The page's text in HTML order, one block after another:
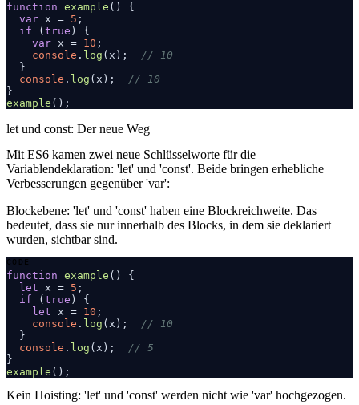
function example ( ) {
var x = 5 ;
if ( true ) {
var x = 10 ;
console . log (x); // 10
  }
console . log (x); // 10
example
let und const: Der neue Weg
Mit ES6 kamen zwei neue Schlüsselworte für die
Variablendeklaration: 'let' und 'const'. Beide bringen erhebliche
Verbesserungen gegenüber 'var':
Blockebene: 'let' und 'const' haben eine Blockreichweite. Das
bedeutet, dass sie nur innerhalb des Blocks, in dem sie deklariert
wurden, sichtbar sind.
function example ( ) {
let x = 5 ;
if (true ) {
let x = 10 ;
console . log (x);
// 10
  }
console . log (x);
// 5
example
Kein Hoisting: 'let' und 'const' werden nicht wie 'var' hochgezogen.